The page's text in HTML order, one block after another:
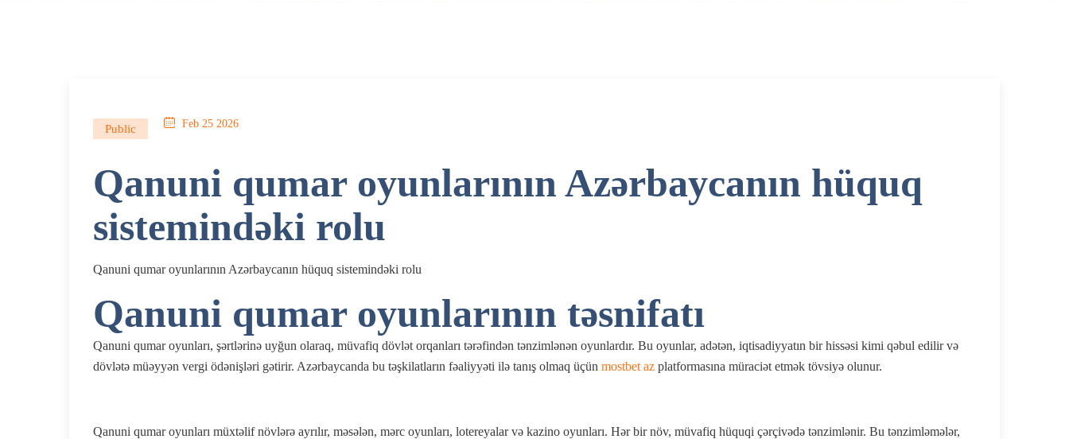
Public Feb 25 2026
Qanuni qumar oyunlarının Azərbaycanın hüquq
sistemindəki rolu
Qanuni qumar oyunlarının Azərbaycanın hüquq sistemindəki rolu
Qanuni qumar oyunlarının təsnifatı
Qanuni qumar oyunları, şərtlərinə uyğun olaraq, müvafiq dövlət orqanları tərəfindən tənzimlənən oyunlardır. Bu oyunlar, adətən, iqtisadiyyatın bir hissəsi kimi qəbul edilir və
dövlətə müəyyən vergi ödənişləri gətirir. Azərbaycanda bu təşkilatların fəaliyyəti ilə tanış olmaq üçün mostbet az platformasına müraciət etmək tövsiyə olunur.
Qanuni qumar oyunları müxtəlif növlərə ayrılır, məsələn, mərc oyunları, lotereyalar və kazino oyunları. Hər bir növ, müvafiq hüquqi çərçivədə tənzimlənir. Bu tənzimləmələr,